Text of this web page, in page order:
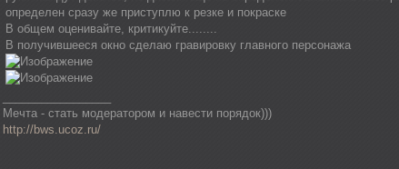
определен сразу же приступлю к резке и покраске
В общем оценивайте, критикуйте........
В получившееся окно сделаю гравировку главного персонажа
Мечта - стать модератором и навести порядок)))
http://bws.ucoz.ru/